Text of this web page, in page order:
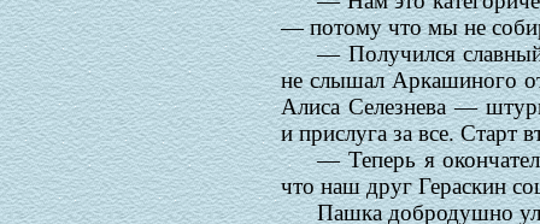
— потому что мы не
— Получился
не слышал Аркашиного
Алиса Селезнева —
и прислуга за все. Старт
— Теперь я
что наш друг Гераскин
Пашка добродушно